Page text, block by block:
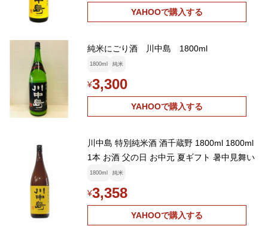
YAHOOで購入する
純米にごり酒 川中島 1800ml
1800ml 純米
¥3,300
YAHOOで購入する
川中島 特別純米酒 酒千蔵野 1800ml 1800ml
1本 お酒 父の日 お中元 夏ギフト 暑中見舞い
1800ml 純米
¥3,358
YAHOOで購入する